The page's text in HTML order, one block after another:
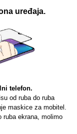
uređaja.
telefon.
od ruba do ruba
maskice za mobitel.
ruba ekrana, molimo